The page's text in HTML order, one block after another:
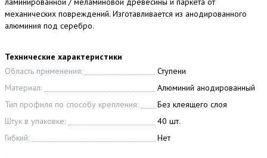
механических повреждений. Изготавливается из анодированного
алюминия под серебро.
Технические характеристики
Область применения:
Ступени
Материал:
Алюминий анодированный
Тип профиля по способу крепления:
Без клеящего слоя
Штук в упаковке:
40 шт.
Гибкий:
Нет